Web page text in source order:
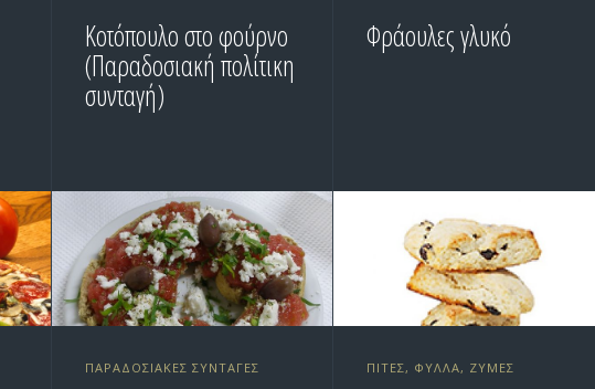
Κοτόπουλο στο φούρνο
(Παραδοσιακή πολίτικη
συνταγή)
Φράουλες γλυκό
ΠΑΡΑΔΟΣΙΑΚΈΣ ΣΥΝΤΑΓΈΣ ΠΊΤΕΣ, ΦΎΛΛΑ, ΖΎΜΕΣ